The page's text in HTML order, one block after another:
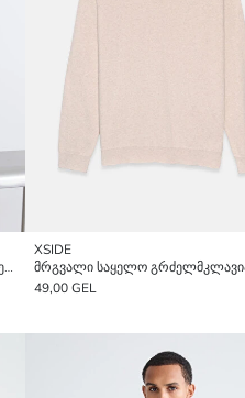
პოლო კისერი მამაკაცის ნაქსოვი სვიტერი
XSIDE
49,00 GEL